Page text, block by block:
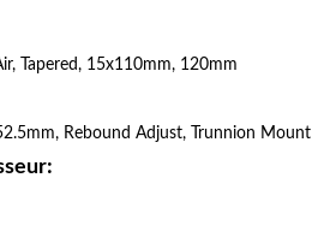
Tapered, 15x110mm, 120mm
Rebound Adjust, Trunnion Mount